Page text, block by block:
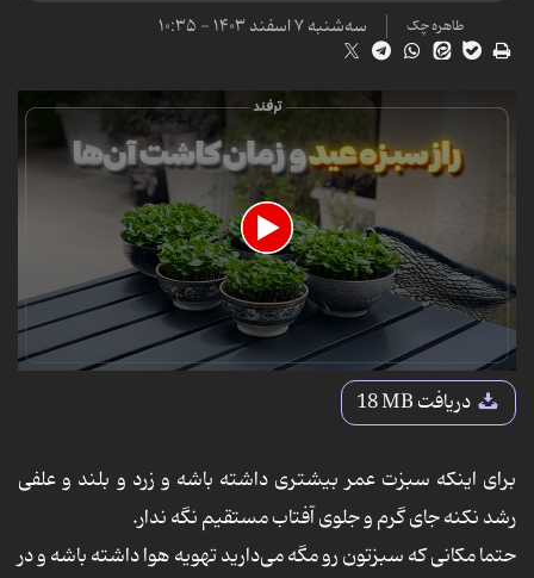
طاهره چک سه‌شنبه ۷ اسفند ۱۴۰۳ - ۱۰:۳۵
0
دریافت18 MB
برای اینکه سبزت عمر بیشتری داشته باشه و زرد و بلند و علفی
رشد نکنه جای گرم و جلوی آفتاب مستقیم نگه ندار.
حتما مکانی که سبزتون رو مگه می‌دارید تهویه هوا داشته باشه و در